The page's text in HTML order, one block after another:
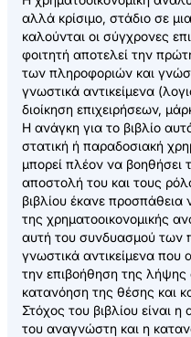
αλλά κρίσιμο, στάδιο σε
καλούνται οι σύγχρονες
φοιτητή αποτελεί την
των πληροφοριών και
γνωστικά αντικείμενα
διοίκηση επιχειρήσεων,
Η ανάγκη για το βιβλίο
στατική ή παραδοσιακή
μπορεί πλέον να βοηθήσει
αποστολή του και τους
βιβλίου έκανε προσπάθεια
της χρηματοοικονομικής
αυτή του συνδυασμού των
γνωστικά αντικείμενα
την επιβοήθηση της λήψης
κατανόηση της θέσης και
Στόχος του βιβλίου είναι
του αναγνώστη και η